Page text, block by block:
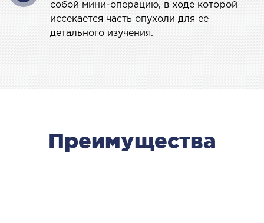
РЕАБИЛИТОЛОГИЯ
собой мини-операцию, в ходе которой
иссекается часть опухоли для ее
детального изучения.
Преимущества